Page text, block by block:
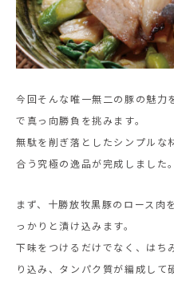
今回そんな唯一無二の豚の魅力
で真っ向勝負を挑みます。
無駄を削ぎ落としたシンプルな
合う究極の逸品が完成しました。
まず、十勝放牧黒豚のロース肉
っかりと漬け込みます。
下味をつけるだけでなく、はち
り込み、タンパク質が編成して